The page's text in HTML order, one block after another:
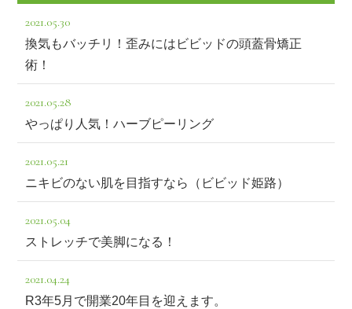
2021.05.30
換気もバッチリ！歪みにはビビッドの頭蓋骨矯正
術！
2021.05.28
やっぱり人気！ハーブピーリング
2021.05.21
ニキビのない肌を目指すなら（ビビッド姫路）
2021.05.04
ストレッチで美脚になる！
2021.04.24
R3年5月で開業20年目を迎えます。